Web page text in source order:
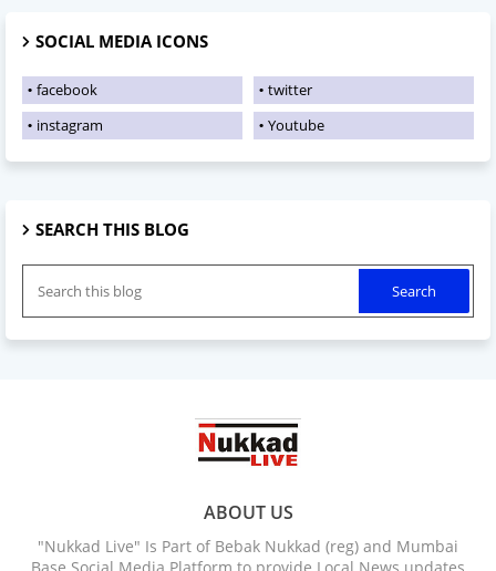
SOCIAL MEDIA ICONS
facebook
twitter
instagram
Youtube
SEARCH THIS BLOG
ABOUT US
"Nukkad Live" Is Part of Bebak Nukkad (reg) and Mumbai